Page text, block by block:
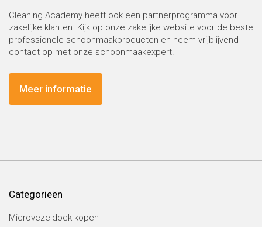
Cleaning Academy heeft ook een partnerprogramma voor
zakelijke klanten. Kijk op onze zakelijke website voor de beste
professionele schoonmaakproducten en neem vrijblijvend
contact op met onze schoonmaakexpert!
Meer informatie
Categorieën
Microvezeldoek kopen